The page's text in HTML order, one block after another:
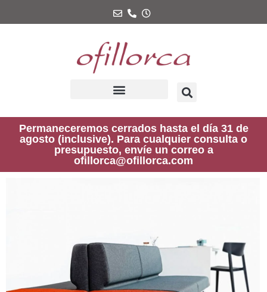
Permaneceremos cerrados hasta el día 31 de
agosto (inclusive). Para cualquier consulta o
presupuesto, envíe un correo a
ofillorca@ofillorca.com